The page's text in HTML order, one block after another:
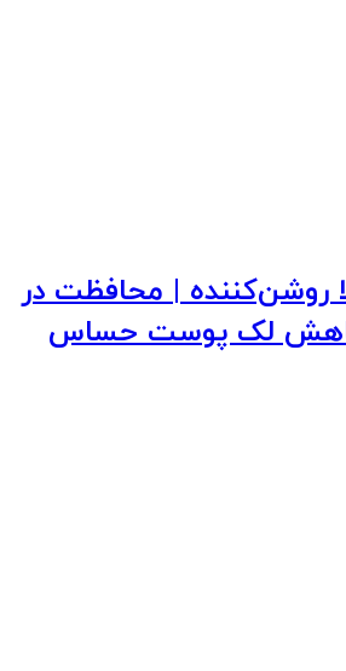
روشن‌کننده | محافظت در
کاهش لک پوست حساس